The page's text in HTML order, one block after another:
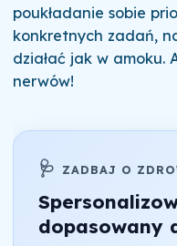
poukładanie sobie
konkretnych zadań,
działać jak w amoku.
nerwów!
🩺 ZADBAJ O
dopasowany